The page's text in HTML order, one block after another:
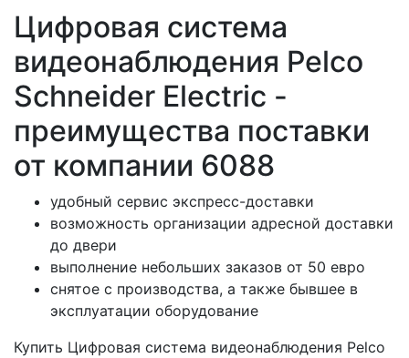
Цифровая система
видеонаблюдения Pelco
Schneider Electric -
преимущества поставки
от компании 6088
удобный сервис экспресс-доставки
возможность организации адресной доставки
до двери
выполнение небольших заказов от 50 евро
снятое с производства, а также бывшее в
эксплуатации оборудование
Купить Цифровая система видеонаблюдения Pelco